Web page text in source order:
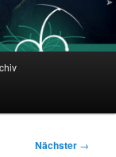
e
Nächster →